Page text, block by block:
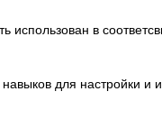
в
для настройки и